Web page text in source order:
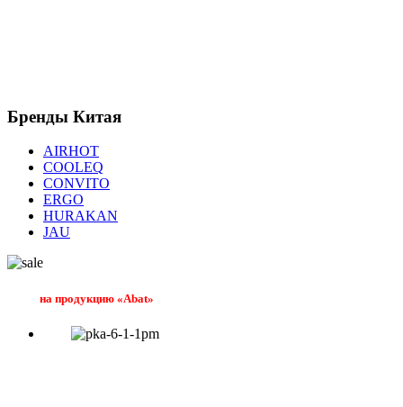
Бренды Китая
AIRHOT
COOLEQ
CONVITO
ERGO
HURAKAN
JAU
на продукцию «Abat»